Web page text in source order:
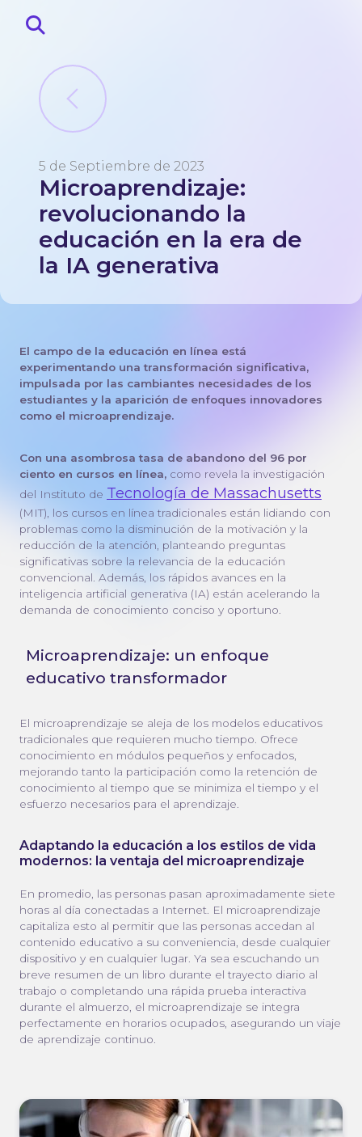
Principal
Sobre
Blog
Contactos
5 de Septiembre de 2023
Microaprendizaje:
revolucionando la
educación en la era de
la IA generativa
El campo de la educación en línea está
experimentando una transformación significativa,
impulsada por las cambiantes necesidades de los
estudiantes y la aparición de enfoques innovadores
como el microaprendizaje.
Con una asombrosa tasa de abandono del 96 por
ciento en cursos en línea, como revela la investigación
del Instituto de Tecnología de Massachusetts
(MIT), los cursos en línea tradicionales están lidiando con
problemas como la disminución de la motivación y la
reducción de la atención, planteando preguntas
significativas sobre la relevancia de la educación
convencional. Además, los rápidos avances en la
inteligencia artificial generativa (IA) están acelerando la
demanda de conocimiento conciso y oportuno.
Microaprendizaje: un enfoque
educativo transformador
El microaprendizaje se aleja de los modelos educativos
tradicionales que requieren mucho tiempo. Ofrece
conocimiento en módulos pequeños y enfocados,
mejorando tanto la participación como la retención de
conocimiento al tiempo que se minimiza el tiempo y el
esfuerzo necesarios para el aprendizaje.
Adaptando la educación a los estilos de vida
modernos: la ventaja del microaprendizaje
En promedio, las personas pasan aproximadamente siete
horas al día conectadas a Internet. El microaprendizaje
capitaliza esto al permitir que las personas accedan al
contenido educativo a su conveniencia, desde cualquier
dispositivo y en cualquier lugar. Ya sea escuchando un
breve resumen de un libro durante el trayecto diario al
trabajo o completando una rápida prueba interactiva
durante el almuerzo, el microaprendizaje se integra
perfectamente en horarios ocupados, asegurando un viaje
de aprendizaje continuo.